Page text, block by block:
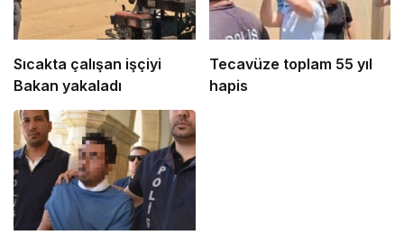
Sıcakta çalışan işçiyi
Bakan yakaladı
Tecavüze toplam 55 yıl
hapis